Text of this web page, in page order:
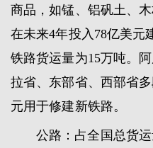
商品，如锰、铝矾土、
在未来4年投入78亿美元
铁路货运量为15万吨。
拉省、东部省、西部省
元用于修建新铁路。
公路：占全国总货